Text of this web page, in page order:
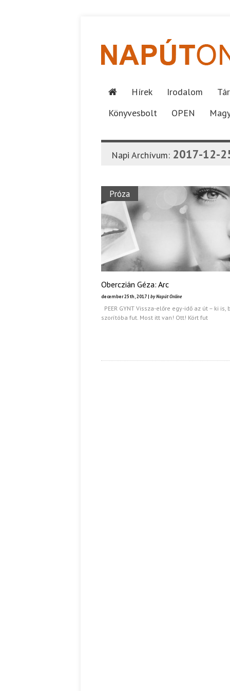
Hírek Irodalom
Könyvesbolt
OPEN
Napi Archívum: 2017-12-
Próza
Oberczián Géza: Arc
december 25th, 2017 | by Napút Online
PEER GYNT Vissza-előre egy-idő az út – ki is,
szorítóba fut. Most itt van! Ott! Kört fut